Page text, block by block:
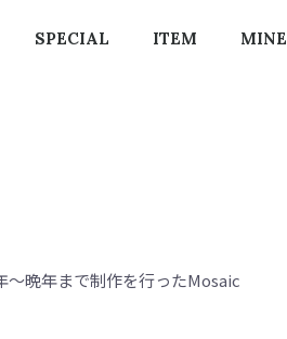
SPECIAL ITEM MINE
晩年まで制作を行ったMosaic